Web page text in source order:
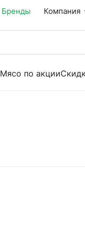
Бренды Компания
Мясо по акции